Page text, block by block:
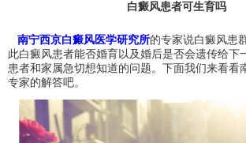
白癜风患者可生育吗
南宁西京白癜风医学研究所的专家说白癜风患
此白癜风患者能否婚育以及婚后是否会遗传给下
患者和家属急切想知道的问题。下面我们来看看
专家的解答吧。